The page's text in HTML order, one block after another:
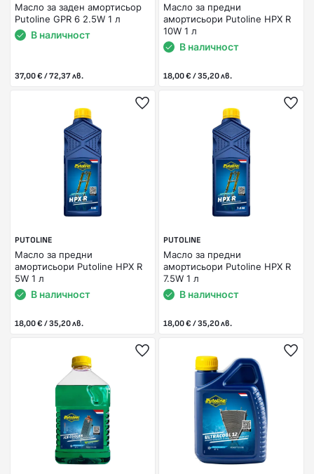
Масло за заден амортисьор
Putoline GPR 6 2.5W 1 л
В наличност
37,00 € / 72,37 лв.
Масло за предни
амортисьори Putoline HPX R
10W 1 л
В наличност
18,00 € / 35,20 лв.
PUTOLINE
Масло за предни
амортисьори Putoline HPX R
5W 1 л
В наличност
18,00 € / 35,20 лв.
PUTOLINE
Масло за предни
амортисьори Putoline HPX R
7.5W 1 л
В наличност
18,00 € / 35,20 лв.